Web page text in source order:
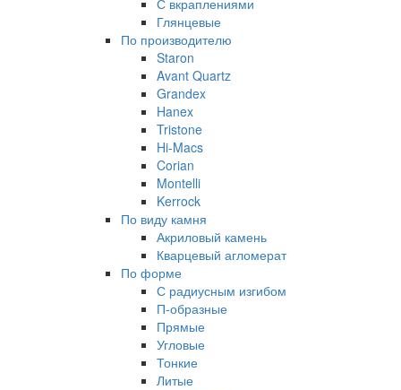
С вкраплениями
Глянцевые
По производителю
Staron
Avant Quartz
Grandex
Hanex
Tristone
Hi-Macs
Corian
Montelli
Kerrock
По виду камня
Акриловый камень
Кварцевый агломерат
По форме
С радиусным изгибом
П-образные
Прямые
Угловые
Тонкие
Литые